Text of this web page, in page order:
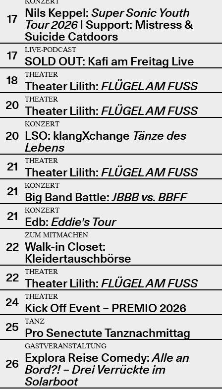
17 Nils Keppel: Super Sonic Youth
Tour 2026| Support: Mistress &
Suicide Catdoors
17
LIVE-PODCAST
SOLD OUT: Kafi am Freitag Live
18
THEATER
Theater Lilith: FLÜGEL AM FUSS
20
THEATER
Theater Lilith: FLÜGEL AM FUSS
20
KONZERT
LSO: klangXchange Tänze des
Lebens
21
THEATER
Theater Lilith: FLÜGEL AM FUSS
21
KONZERT
Big Band Battle:JBBB vs. BBFF
21
KONZERT
Edb: Eddie's Tour
22
ZUM MITMACHEN
Walk-in Closet:
Kleidertauschbörse
22
THEATER
Theater Lilith: FLÜGEL AM FUSS
24
THEATER
Kick Off Event – PREMIO 2026
25
TANZ
Pro Senectute Tanznachmittag
26
GASTVERANSTALTUNG
Explora Reise Comedy:Alle an
Bord?! – Drei Verrückte im
Solarboot